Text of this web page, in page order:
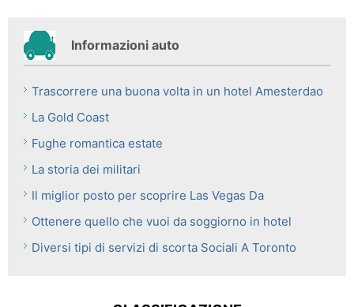
Informazioni auto
Trascorrere una buona volta in un hotel Amesterdao
La Gold Coast
Fughe romantica estate
La storia dei militari
Il miglior posto per scoprire Las Vegas Da
Ottenere quello che vuoi da soggiorno in hotel
Diversi tipi di servizi di scorta Sociali A Toronto